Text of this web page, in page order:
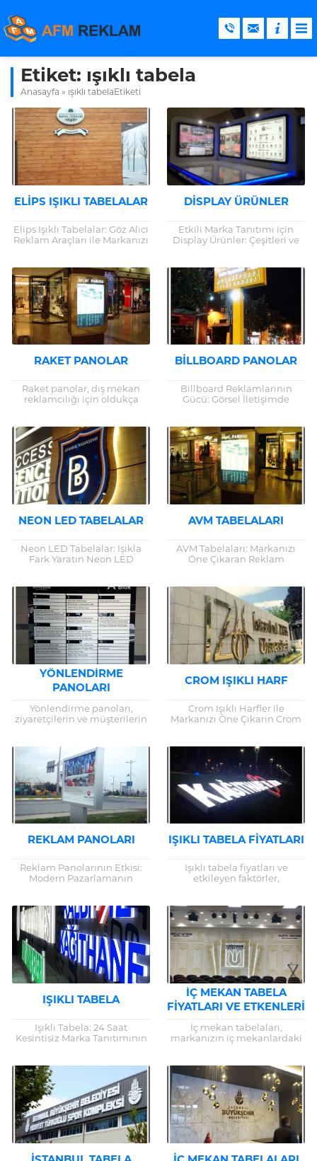
Etiket: ışıklı tabela
Anasayfa » ışıklı tabelaEtiketi
ELIPS IŞIKLI TABELALAR
Elips Işıklı Tabelalar: Göz Alıcı
Reklam Araçları ile Markanızı
çözümler, markaların
rekabetçi avantaj
kazanmasını...
DISPLAY ÜRÜNLER
Etkili Marka Tanıtımı için
Display Ürünler: Çeşitleri ve
hizmetlerini etkili bir şekilde
tanıtmalarına olanak...
RAKET PANOLAR
Raket panolar, dış mekan
reklamcılığı için oldukça
araçlarından biridir. Şehir içi
trafik...
BILLBOARD PANOLAR
Billboard Reklamlarının
Gücü: Görsel İletişimde
bir etki yaratmanın
yollarından biri olan billboard
panolar, geniş...
NEON LED TABELALAR
Neon LED Tabelalar: Işıkla
Fark Yaratın Neon LED
projelerin vazgeçilmez
aydınlatma seçeneklerinden
biri haline gelmiştir....
AVM TABELALARI
AVM Tabelaları: Markanızı
Öne Çıkaran Reklam
markalarla etkileşime geçtiği
en önemli alanlardan biridir.
Bu nedenle, AVM...
YÖNLENDIRME
PANOLARI
Yönlendirme panoları,
ziyaretçilerin ve müşterilerin
bulmalarını sağlayan kritik
unsurlardır. Bu yazıda,
yönlendirme panolarının...
CROM IŞIKLI HARF
Crom Işıklı Harfler ile
Markanızı Öne Çıkarın Crom
etkili bir görsel araçtır. Işıklı
tabelalar, özellikle...
REKLAM PANOLARI
Reklam Panolarının Etkisi:
Modern Pazarlamanın
kitleleriyle iletişim
kurmasında etkili bir araç
olmaya devam ediyor....
IŞIKLI TABELA FIYATLARI
Işıklı tabela fiyatları ve
etkileyen faktörler,
rol oynar. Etkili bir ışıklı
tabela, işletmenizin
markasını...
IŞIKLI TABELA
Işıklı Tabela: 24 Saat
Kesintisiz Marka Tanıtımının
piyasada ayakta kalabilmesi
ve rekabette öne çıkabilmesi
için...
İÇ MEKAN TABELA
FIYATLARI VE ETKENLERI
İç mekan tabelaları,
markanızın iç mekanlardaki
İşletmenizin iç
dekorasyonuyla uyumlu,
kaliteli ve estetik...